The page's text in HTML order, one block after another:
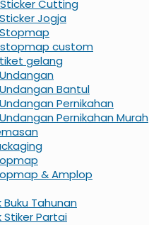
Cutting
Jogja
custom
gelang
Bantul
Pernikahan
Pernikahan Murah
& Amplop
Tahunan
Partai